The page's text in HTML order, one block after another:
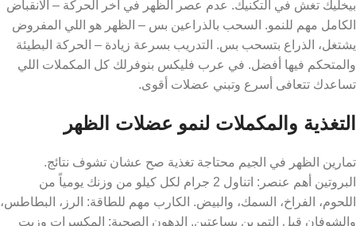
بيخليك تغش في التكنيك. عدم عصر الظهر في آخر الحركة – الانقباض
الكامل مهم للنمو. السحب بالذراعين بس – الظهر هو اللي المفروض
يشتغل، الذراع بتسحب بس. التدريب بسرعة زيادة – الحركة البطيئة
والمتحكم فيها أفضل. في عرب فليكس بنوفرلك كل المكملات اللي
تساعدك تتعافى أسرع وتبني عضلات أقوى.
التغذية والمكملات لنمو عضلات الظهر
تمارين الظهر في الجيم محتاجة تغذية صح عشان تشوف نتائج.
البروتين أهم عنصر: اتناول 2 جرام لكل كيلو من وزنك يومياً من
اللحوم، الفراخ، السمك، والبيض. الكارب مهم للطاقة: الرز، البطاطس،
والشوفان قبل التمرين بساعتين. الدهون الصحية: المكسرات وزيت